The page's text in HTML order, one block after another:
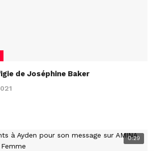
de Joséphine Baker
0:29